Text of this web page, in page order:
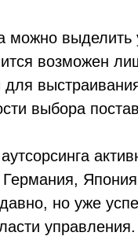
можно
возможен
выбора
но уже
управления.